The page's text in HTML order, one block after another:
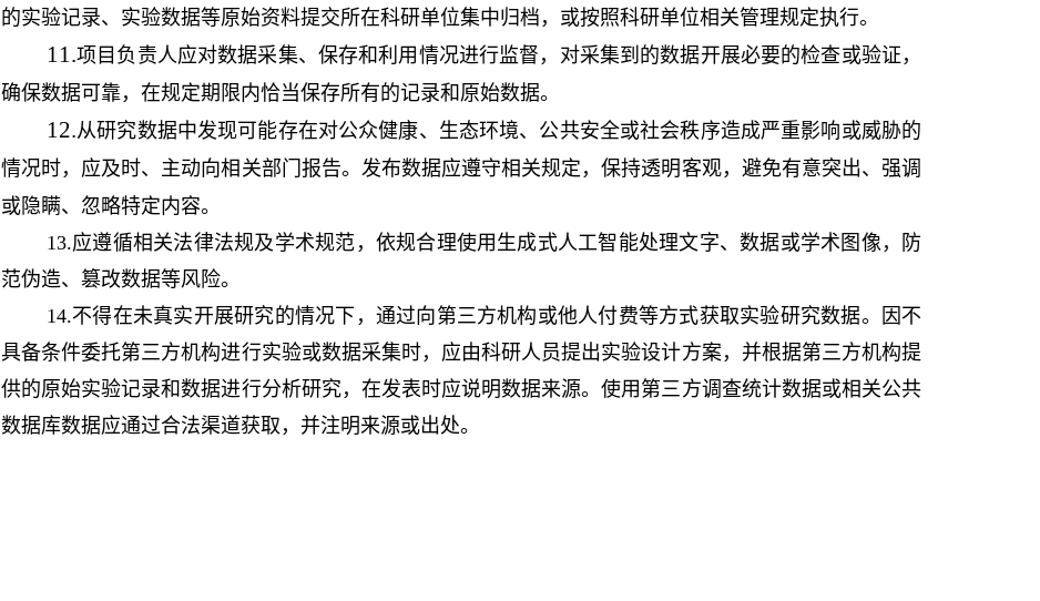
的实验记录、实验数据等原始资料提交所在科研单位集中归档，或按照科研单位相关管理规定执行。
11.项目负责人应对数据采集、保存和利用情况进行监督， 对采集到的数据开展必要的检查或验证，
确保数据可靠，在规定期限内恰当保存所有的记录和原始数据。
12.从研究数据中发现可能存在对公众健康、生态环境、公共安全或社会秩序造成严重影响或威胁的
情况时，应及时、主动向相关部门报告。发布数据应遵守相关规定，保持透明客观，避免有意突出、强调
或隐瞒、忽略特定内容。
13.应遵循相关法律法规及学术规范，依规合理使用生成式人工智能处理文字、数据或学术图像，防
范伪造、篡改数据等风险。
14.不得在未真实开展研究的情况下，通过向第三方机构或他人付费等方式获取实验研究数据。因不
具备条件委托第三方机构进行实验或数据采集时，应由科研人员提出实验设计方案，并根据第三方机构提
供的原始实验记录和数据进行分析研究，在发表时应说明数据来源。使用第三方调查统计数据或相关公共
数据库数据应通过合法渠道获取，并注明来源或出处。